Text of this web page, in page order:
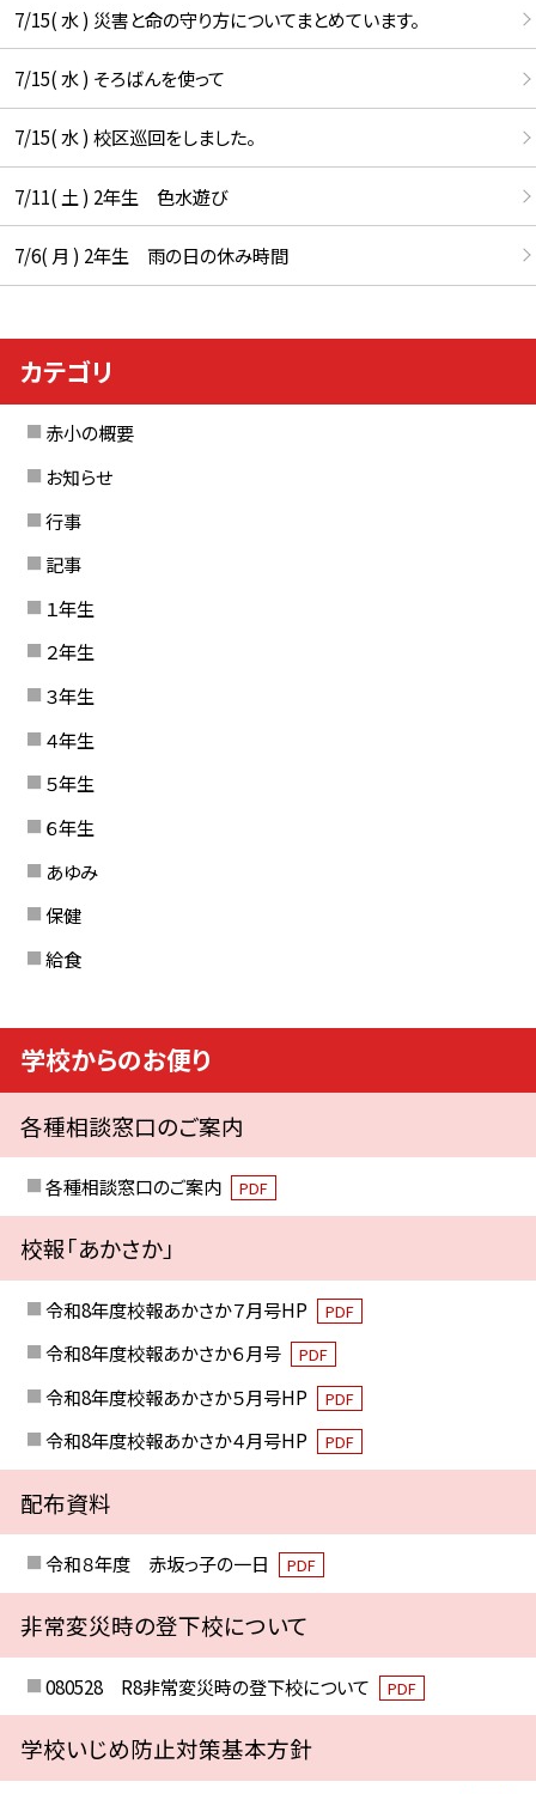
7/15( 水 ) 災害と命の守り方についてまとめています。
7/15( 水 ) そろばんを使って
7/15( 水 ) 校区巡回をしました。
7/11( 土 ) 2年生 色水遊び
7/6( 月 ) 2年生 雨の日の休み時間
カテゴリ
赤小の概要
お知らせ
行事
記事
１年生
２年生
３年生
４年生
５年生
６年生
あゆみ
保健
給食
学校からのお便り
各種相談窓口のご案内
各種相談窓口のご案内 PDF
校報「あかさか」
令和8年度校報あかさか７月号HP PDF
令和8年度校報あかさか６月号 PDF
令和8年度校報あかさか５月号HP PDF
令和8年度校報あかさか４月号HP PDF
配布資料
令和８年度 赤坂っ子の一日 PDF
非常変災時の登下校について
080528 R8非常変災時の登下校について PDF
学校いじめ防止対策基本方針